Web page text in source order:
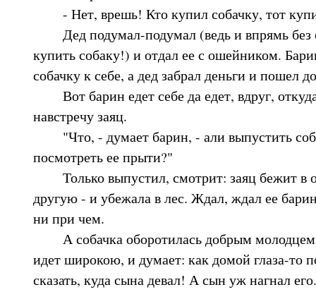
- Нет, врешь! Кто купил собачку, тот
Дед подумал-подумал (ведь и впрямь без
купить собаку!) и отдал ее с ошейником.
собачку к себе, а дед забрал деньги и пошел
Вот барин едет себе да едет, вдруг,
навстречу заяц.
"Что, - думает барин, - али выпустить
посмотреть ее прыти?"
Только выпустил, смотрит: заяц бежит в
другую - и убежала в лес. Ждал, ждал ее
ни при чем.
А собачка оборотилась добрым
идет широкою, и думает: как домой глаза-то
сказать, куда сына девал! А сын уж нагнал его.